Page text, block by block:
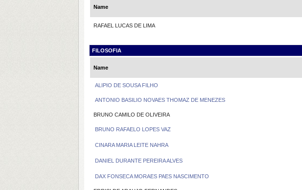
Name
RAFAEL LUCAS DE LIMA
FILOSOFIA
Name
ALIPIO DE SOUSA FILHO
ANTONIO BASILIO NOVAES THOMAZ DE MENEZES
BRUNO CAMILO DE OLIVEIRA
BRUNO RAFAELO LOPES VAZ
CINARA MARIA LEITE NAHRA
DANIEL DURANTE PEREIRA ALVES
DAX FONSECA MORAES PAES NASCIMENTO